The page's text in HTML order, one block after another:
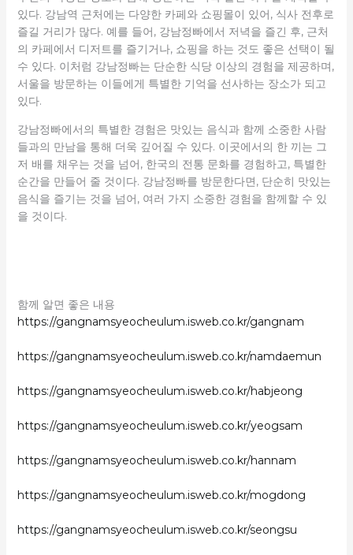
있다. 강남역 근처에는 다양한 카페와 쇼핑몰이 있어, 식사 전후로
즐길 거리가 많다. 예를 들어, 강남정빠에서 저녁을 즐긴 후, 근처
의 카페에서 디저트를 즐기거나, 쇼핑을 하는 것도 좋은 선택이 될
수 있다. 이처럼 강남정빠는 단순한 식당 이상의 경험을 제공하며,
서울을 방문하는 이들에게 특별한 기억을 선사하는 장소가 되고
있다.
강남정빠에서의 특별한 경험은 맛있는 음식과 함께 소중한 사람
들과의 만남을 통해 더욱 깊어질 수 있다. 이곳에서의 한 끼는 그
저 배를 채우는 것을 넘어, 한국의 전통 문화를 경험하고, 특별한
순간을 만들어 줄 것이다. 강남정빠를 방문한다면, 단순히 맛있는
음식을 즐기는 것을 넘어, 여러 가지 소중한 경험을 함께할 수 있
을 것이다.
함께 알면 좋은 내용
https://gangnamsyeocheulum.isweb.co.kr/gangnam
https://gangnamsyeocheulum.isweb.co.kr/namdaemun
https://gangnamsyeocheulum.isweb.co.kr/habjeong
https://gangnamsyeocheulum.isweb.co.kr/yeogsam
https://gangnamsyeocheulum.isweb.co.kr/hannam
https://gangnamsyeocheulum.isweb.co.kr/mogdong
https://gangnamsyeocheulum.isweb.co.kr/seongsu